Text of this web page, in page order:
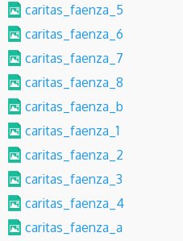
caritas_faenza_5
caritas_faenza_6
caritas_faenza_7
caritas_faenza_8
caritas_faenza_b
caritas_faenza_1
caritas_faenza_2
caritas_faenza_3
caritas_faenza_4
caritas_faenza_a